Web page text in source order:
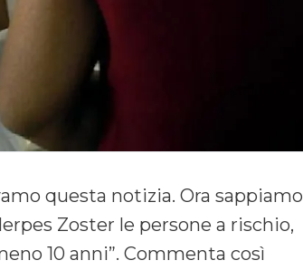
questa notizia. Ora sappiamo
Zoster le persone a rischio,
10 anni”. Commenta così